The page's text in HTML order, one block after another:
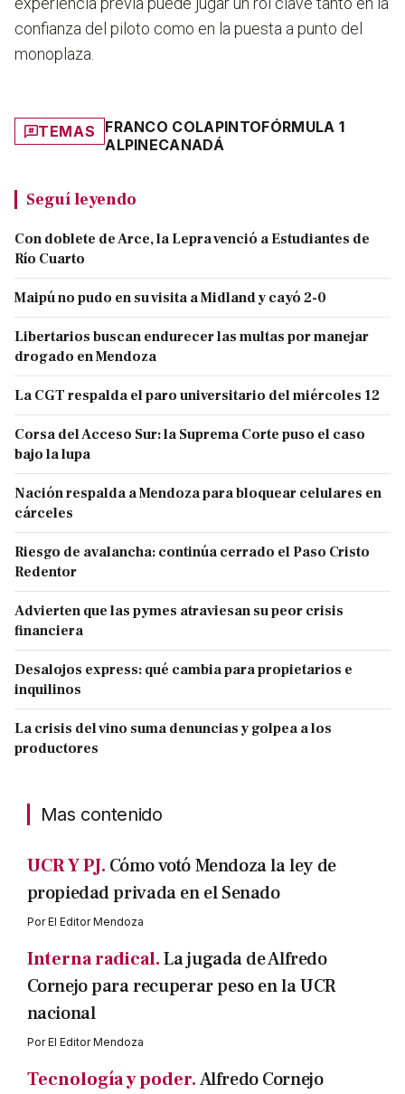
confianza del piloto como en la puesta a punto del
monoplaza.
TEMAS FRANCO COLAPINTOFÓRMULA 1
ALPINECANADÁ
Seguí leyendo
Con doblete de Arce, la Lepra venció a Estudiantes de
Río Cuarto
Maipú no pudo en su visita a Midland y cayó 2-0
Libertarios buscan endurecer las multas por manejar
drogado en Mendoza
La CGT respalda el paro universitario del miércoles 12
Corsa del Acceso Sur: la Suprema Corte puso el caso
bajo la lupa
Nación respalda a Mendoza para bloquear celulares en
cárceles
Riesgo de avalancha: continúa cerrado el Paso Cristo
Redentor
Advierten que las pymes atraviesan su peor crisis
financiera
Desalojos express: qué cambia para propietarios e
inquilinos
La crisis del vino suma denuncias y golpea a los
productores
Mas contenido
UCR Y PJ. Cómo votó Mendoza la ley de
propiedad privada en el Senado
PorEl Editor Mendoza
Interna radical.La jugada de Alfredo
Cornejo para recuperar peso en la UCR
nacional
PorEl Editor Mendoza
Tecnología y poder.Alfredo Cornejo